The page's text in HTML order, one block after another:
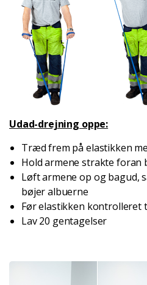
Udad-drejning oppe:
Træd frem på elastikken
Hold armene strakte foran
Løft armene op og bagud,
bøjer albuerne
Før elastikken kontrolleret
Lav 20 gentagelser